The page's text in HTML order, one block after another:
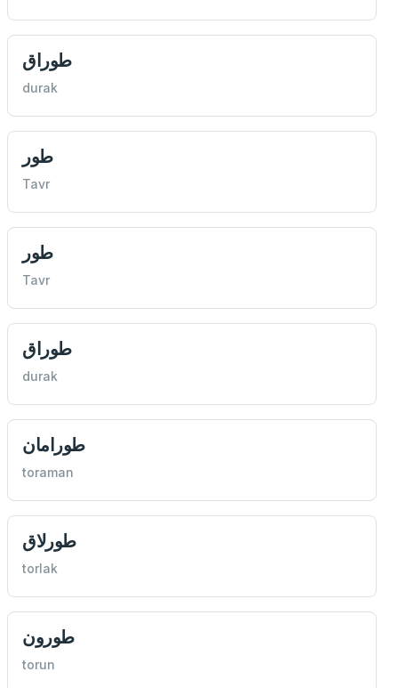
طوراق
durak
طور
Tavr
طور
Tavr
طوراق
durak
طورامان
toraman
طورلاق
torlak
طورون
torun